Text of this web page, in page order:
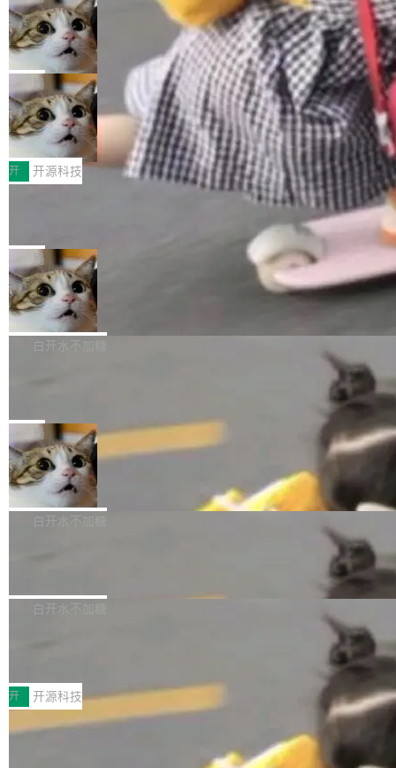
现实 过去两年，CIO们的焦虑清单上多了两项：
一是如何让大模型和智能体应用安全地从PoC走
向生产，二是如何让测试团队跟得上AI应用...
设置，如果用布尔值 + 可空字段来表示——bool
ean 表示是否可切换，nullable 的默认模式、浅
色方案、深色方案——会产生大量无意义的组
合。方案缺了、配置冲突了、全 null 了。要知道
哪些组合有效，作者说，你得靠"文档、校验、或
者部落知识"。 换个写法。Rust 的 enum，两个
变体：Switchable...
个"AI 知识库 + 聊天机器人"——每个大厂都在
做，没什么新鲜的。 但 Kenton Varda 在 Twitte
r 上把事情说清楚了： 今天我们发布了 Cloudfla
re OS，一个带连接器的聊天机器人，跟其他所
有科技公司做的一样。只不过，实际上它不一
样。这是 Sandstorm.io 的重制版，我十年前的
那个创业公司。不同的是，这次它构建在 Cloudf
lare Workers 上——我花了九年时间搭建的平台
——并且深度集成了 AI。这基本上是我十年秘密
Deno 团队开源 Celld，可自托管的分
布式 Durable Objects
Ryan Dahl 领导的 Deno 团队推出了最新开源项
目 Celld，一个能在自己机器上运行 Cloudflare
Workers 和 Durable Objects 的守护进程。 设
计思路很直接：每个对象是一个独立的 SQLite
数据库，按名称寻址，复制到你自己的 S3 兼容
存储库里。节点之间只通过这个存储库协调——
没有控制平面，没有共识协议。每个对象自带一
个小型数据库，应用天然按分片构建，单个数据
库的竞争和爆炸半径问题在设计层面就被消除
了。 闲置的 cell 会休眠到几乎不占资源。当 cel
l 迁移或唤醒时，新宿主从 S3 恢复 SQLite 数据
库继续执行。存储库是持久化的唯一真相...
局
鲁大师7月新机性能/流畅/AI榜：vivo夺
性能、流畅双第一，三星Galaxy Z系列
新折叠缺席
2026年7月的手机市场，由于存储等硬件成本暴
增，手机厂商的日子也不好过啊，新机速度明显
放缓，因此硝烟味淡了许多。新机参数规格除开
高价的三星折叠（三星Galaxy Z Fold8 Ultra / Z
Fold8 / Z Flip8）外，其余要么是中低端机器，
例如iQOO Z11i、REDMI Note 17、REDMI No
te 17 Pro、OPPO K15，要么是vivo X300 E这
样的次旗舰。 Galaxy Z Fold8 Ultra / Z Fold8 /
Z Flip8三款折叠屏新机均在7月22日发布，且全
部搭载骁龙8 Elite Gen5 for Galaxy，它们本该
开 开源科技
Zed 编辑器团队发布了新项目——DeltaDB，一
个在 git commit 之间记录每一次编辑操作的版
本控制系统。目前处于 Early Access 阶段。 De
ltaDB 的核心思路直接写在 landing page 最显
眼的位置：「Software is made between com
mits」——软件是在 commit 之间写出来的。git
是把这段空隙补上。 回退到任何一次编辑：Delt
aDB 捕获 commit 之间的每一次操作，...
局
SpaceXAI 单季资本开支达 183 亿美元
根据风险投资人Tomer Tunguz 博客（VC 分
析）披露的最新分析与第二季度业绩报告，Spac
微软同期总资本开支的四成。 与亚马逊、Alpha
bet、微软以及 Meta 等传统科技巨头相比，Spa
ceXAI的资金消耗速度尤为引人瞩目。然而，支
撑庞大支出的资金来源却呈现出截然不同的面
貌。数据显示，微软和 Meta 主要依托充沛的经
白开水不加糖
一个在终端里运行的编程 agent；Muse Spark
1.2，驱动这个 agent 的新模型。一句话概括：
你可以用 curl -fsSL https://dev.meta.ai/install.
sh | bash 安装一个能在大项目里自动规划、写
代码、验证结果的 AI 终端工具。 据介绍，Muse
个主 agent 循环，外加一组后台 agent。这些后
局
美团开源 LoHoSearch，用知识图谱校
准 AI 能力认知
机器出题的前提，是让机器拥有全局视野。整个
构建流程可以分为四个环节：建图 → 控制难度
白开水不加糖
库，并将作为transport接入Mooncake TENT。
MPComm将作为一种传输引擎接入Mooncake T
ENT，实现零拷贝传输性能提升30%、非零拷贝
传输性能最高提升5倍。UCL-MPComm底层基
于自研UCL-Engine通信引擎，后续腾讯网平将
白开水不加糖
型案例入选名单》，深信服“面向企业研发场景的
开源 AI 编程平台 CoStrict 应用”凭借卓越的技术
创新与落地成效成功入选。 全链路私有化部署，
助力企业AI研发安全落地 当前，越来越多企业已
开 开源科技
深信服AI算力网关入选工信部人工智能
前不久，工业和信息化部正式发布《2025年人工